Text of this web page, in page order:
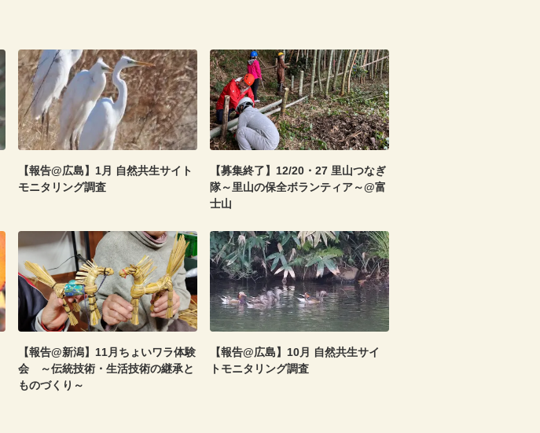
【報告@広島】1月 自然共生サイト
モニタリング調査
【募集終了】12/20・27 里山つなぎ
隊～里山の保全ボランティア～@富
士山
【報告@新潟】11月ちょいワラ体験
会 ～伝統技術・生活技術の継承と
ものづくり～
【報告@広島】10月 自然共生サイ
トモニタリング調査